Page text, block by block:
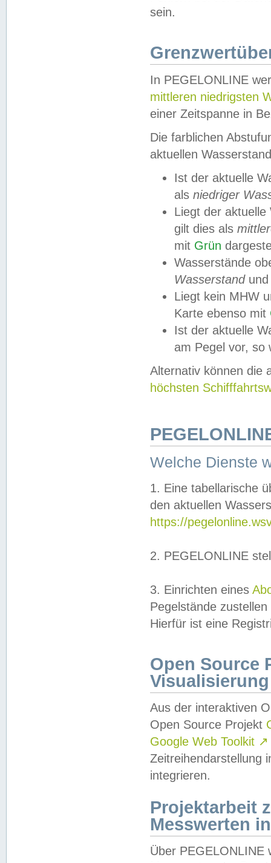
sein.
In PEGELONLINE
mittleren niedrigsten
einer Zeitspanne in
Die farblichen
aktuellen
Ist der aktuelle
als niedriger
Liegt der
gilt dies als
mit Grün
Wasserstände
Wasserstandund
Liegt kein MHW
Karte ebenso mit
Ist der aktuelle
am Pegel vor,
Alternativ können die
höchsten
Welche Dienste
1. Eine tabellarische
den aktuellen
https://
2. PEGELONLINE
3. Einrichten eines
Pegelstände
Hierfür ist eine
Open Source
Visualisierung
Aus der interaktiven
Open Source Projekt
Google Web Toolkit ↗
Zeitreihendarstellung
integrieren.
Projektarbeit
Messwerten
Über PEGELONLINE